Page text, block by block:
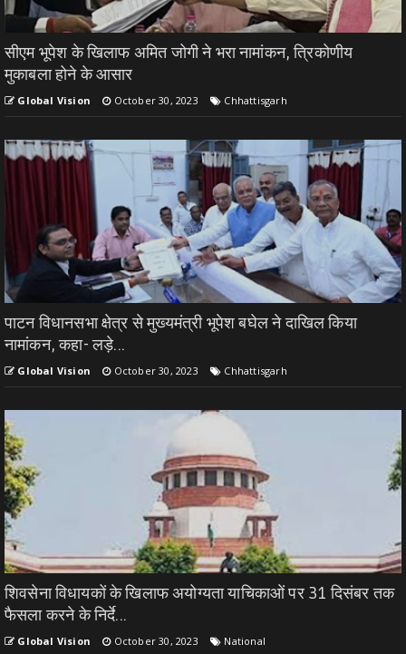
सीएम भूपेश के खिलाफ अमित जोगी ने भरा नामांकन, त्रिकोणीय
मुकाबला होने के आसार
Global Vision October 30, 2023 Chhattisgarh
पाटन विधानसभा क्षेत्र से मुख्यमंत्री भूपेश बघेल ने दाखिल किया
नामांकन, कहा- लड़े...
Global Vision October 30, 2023 Chhattisgarh
शिवसेना विधायकों के खिलाफ अयोग्यता याचिकाओं पर 31 दिसंबर तक
फैसला करने के निर्दे...
Global Vision October 30, 2023 National